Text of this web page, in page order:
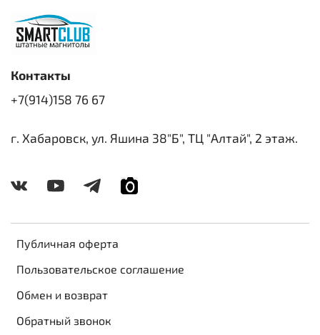
Публичная оферта
Пользовательское соглашение
Обмен и возврат
Обратный звонок
Контакты
+7(914)158 76 67
г. Хабаровск, ул. Яшина 38"Б", ТЦ "Алтай", 2 этаж.